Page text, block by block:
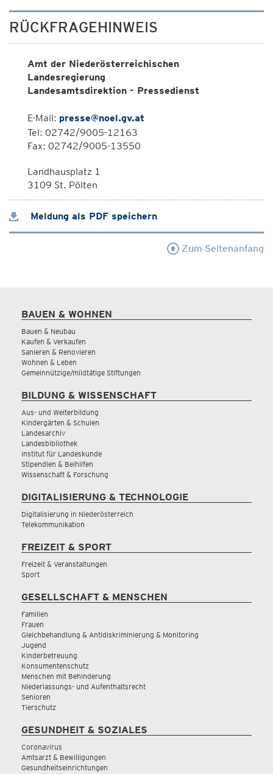
RÜCKFRAGEHINWEIS
Amt der Niederösterreichischen
Landesregierung
Landesamtsdirektion - Pressedienst
E-Mail: presse@noel.gv.at
Tel: 02742/9005-12163
Fax: 02742/9005-13550
Landhausplatz 1
3109 St. Pölten
Meldung als PDF speichern
Zum Seitenanfang
BAUEN & WOHNEN
Bauen & Neubau
Kaufen & Verkaufen
Sanieren & Renovieren
Wohnen & Leben
Gemeinnützige/mildtätige Stiftungen
BILDUNG & WISSENSCHAFT
Aus- und Weiterbildung
Kindergärten & Schulen
Landesarchiv
Landesbibliothek
Institut für Landeskunde
Stipendien & Beihilfen
Wissenschaft & Forschung
DIGITALISIERUNG & TECHNOLOGIE
Digitalisierung in Niederösterreich
Telekommunikation
FREIZEIT & SPORT
Freizeit & Veranstaltungen
Sport
GESELLSCHAFT & MENSCHEN
Familien
Frauen
Gleichbehandlung & Antidiskriminierung & Monitoring
Jugend
Kinderbetreuung
Konsumentenschutz
Menschen mit Behinderung
Niederlassungs- und Aufenthaltsrecht
Senioren
Tierschutz
GESUNDHEIT & SOZIALES
Coronavirus
Amtsarzt & Bewilligungen
Gesundheitseinrichtungen